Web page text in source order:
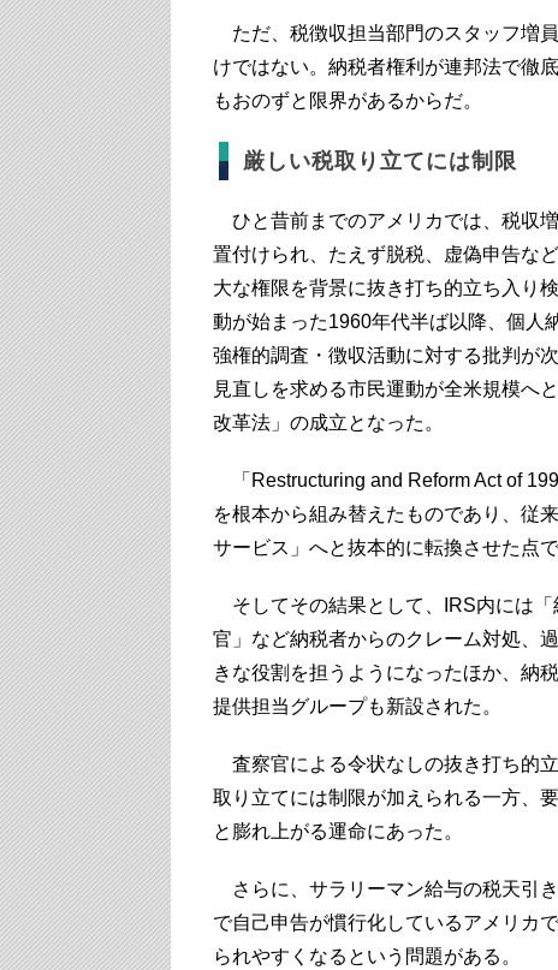
ただ、税徴収担当部門のスタッフ増
けではない。納税者権利が連邦法で徹
もおのずと限界があるからだ。
厳しい税取り立てには制限
ひと昔前までのアメリカでは、税収
置付けられ、たえず脱税、虚偽申告な
大な権限を背景に抜き打ち的立ち入り
動が始まった1960年代半ば以降、個人
強権的調査・徴収活動に対する批判が
見直しを求める市民運動が全米規模へ
改革法」の成立となった。
「Restructuring and Reform Act of
を根本から組み替えたものであり、従
サービス」へと抜本的に転換させた点
そしてその結果として、IRS内には「
官」など納税者からのクレーム対処、
きな役割を担うようになったほか、納
提供担当グループも新設された。
査察官による令状なしの抜き打ち的
取り立てには制限が加えられる一方、
と膨れ上がる運命にあった。
さらに、サラリーマン給与の税天引
で自己申告が慣行化しているアメリカ
られやすくなるという問題がある。